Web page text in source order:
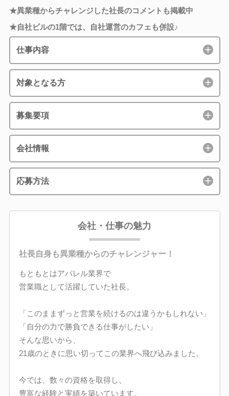
★異業種からチャレンジした社長のコメントも掲載中
★自社ビルの1階では、自社運営のカフェも併設♪
仕事内容
対象となる方
募集要項
会社情報
応募方法
会社・仕事の魅力
社長自身も異業種からのチャレンジャー！
もともとはアパレル業界で
営業職として活躍していた社長。
「このままずっと営業を続けるのは違うかもしれない」
「自分の力で勝負できる仕事がしたい」
そんな思いから、
21歳のときに思い切ってこの業界へ飛び込みました。
今では、数々の資格を取得し、
豊富な経験と実績を築いています。